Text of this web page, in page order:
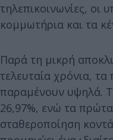
τηλεπικοινωνίες, οι
κομμωτήρια και τα
Παρά τη μικρή
τελευταία χρόνια,
παραμένουν υψηλά.
26,97%, ενώ τα
σταθεροποίηση